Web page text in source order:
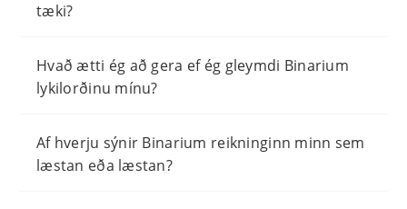
tæki?
Hvað ætti ég að gera ef ég gleymdi Binarium
lykilorðinu mínu?
Af hverju sýnir Binarium reikninginn minn sem
læstan eða læstan?